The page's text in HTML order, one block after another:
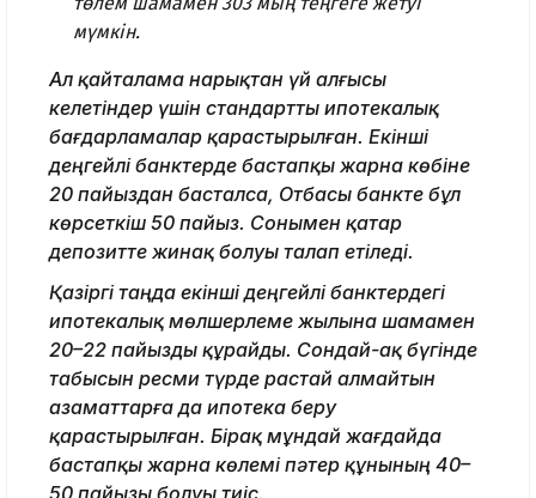
мүмкін.
Ал қайталама нарықтан үй алғысы
келетіндер үшін стандартты ипотекалық
бағдарламалар қарастырылған. Екінші
деңгейлі банктерде бастапқы жарна көбіне
20 пайыздан басталса, Отбасы банкте бұл
көрсеткіш 50 пайыз. Сонымен қатар
депозитте жинақ болуы талап етіледі.
Қазіргі таңда екінші деңгейлі банктердегі
ипотекалық мөлшерлеме жылына шамамен
20–22 пайызды құрайды. Сондай-ақ бүгінде
табысын ресми түрде растай алмайтын
азаматтарға да ипотека беру
қарастырылған. Бірақ мұндай жағдайда
бастапқы жарна көлемі пәтер құнының 40–